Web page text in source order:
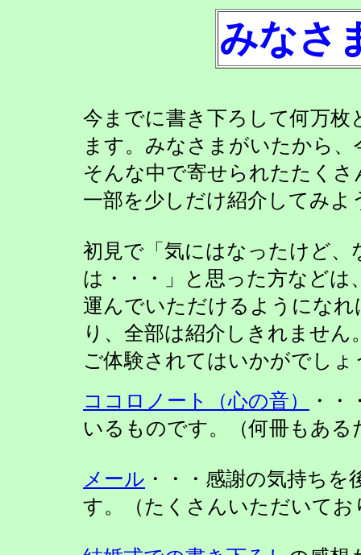
みなさ
今までに書き下ろして何万
ます。みなさまがいたから
そんな中で寄せられたたく
一部を少しだけ紹介してみよ
初見で「気にはなったけど
は・・・」と思った方など
運んでいただけるようにな
り、全部は紹介しきれませ
ご体験されてはいかがでしょ
ココロノート（心の音）
・
いるものです。（何冊もあ
メール ・・・感謝の気持ち
す。（たくさんいただいて